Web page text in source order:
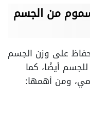
من الجسم
على وزن الجسم
أيضًا، كما
ومن أهمها: